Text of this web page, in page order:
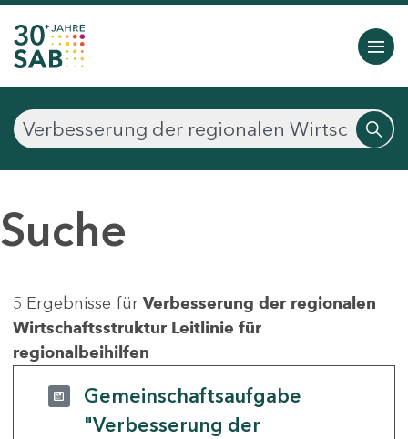
Suche
5 Ergebnisse für Verbesserung der regionalen
Wirtschaftsstruktur Leitlinie für
regionalbeihilfen
Gemeinschaftsaufgabe
"Verbesserung der